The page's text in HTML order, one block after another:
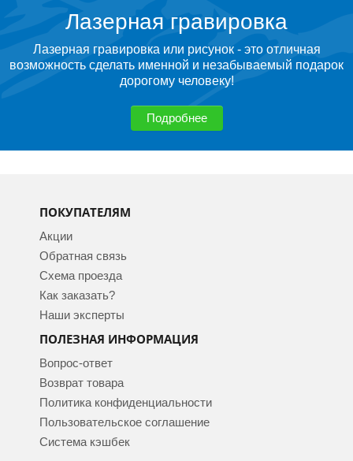
Лазерная гравировка
Лазерная гравировка или рисунок - это отличная
возможность сделать именной и незабываемый подарок
дорогому человеку!
Подробнее
ПОКУПАТЕЛЯМ
Акции
Обратная связь
Схема проезда
Как заказать?
Наши эксперты
ПОЛЕЗНАЯ ИНФОРМАЦИЯ
Вопрос-ответ
Возврат товара
Политика конфиденциальности
Пользовательское соглашение
Система кэшбек